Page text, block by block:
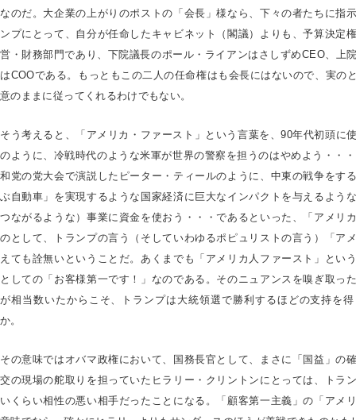
なのだ。大企業の上がりのポストの「会長」様なら、下々の者たちに指
ンプにとって、自分が任命したキャビネット（閣議）よりも、予算決定
営・財務部門であり、下院議長のポール・ライアンはさしずめCEO、上
はCOOである。もっともこの二人の任命権はも会長にはないので、実の
意のままに従ってくれるわけでもない。
そう考えると、「アメリカ・ファースト」という言葉を、90年代初頭に
のように、冷戦時代のような米軍が世界の警察を担うのはやめよう・・
和党の党大会で演説したピーター・ティールのように、中東の戦争をす
ぶ自動車」を実現するような国家経済に巨大なインパクトを与えるよう
つながるような）事業に資金を使おう・・・であるといった、「アメリ
のとして、トランプの言う（そしていわゆるポピュリストの言う）「ア
えても詮無いということだ。あくまでも「アメリカ人ファースト」とい
としての「お客様第一です！」なのである。そのニュアンスを嗅ぎ取っ
が相当数いたからこそ、トランプは大統領選で勝利するほどの支持を
か。
その意味ではオバマ政権において、国務長官として、まさに「国益」の
交の現場の舵取りを担っていたヒラリー・クリントンにとっては、トラ
いくらい相性の悪い相手だったことになる。「顧客第一主義」の「アメ